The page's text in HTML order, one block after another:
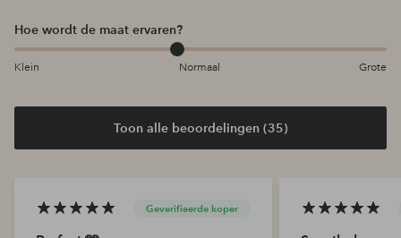
Hoe wordt de maat ervaren?
Klein Normaal Grote
Toon alle beoordelingen (35)
Geverifieerde koper